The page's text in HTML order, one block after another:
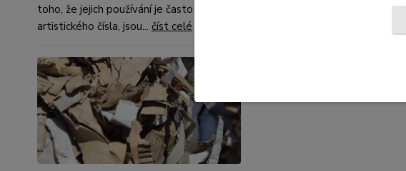
toho, že jejich používání je často na hraně
artistického čísla, jsou... číst celé